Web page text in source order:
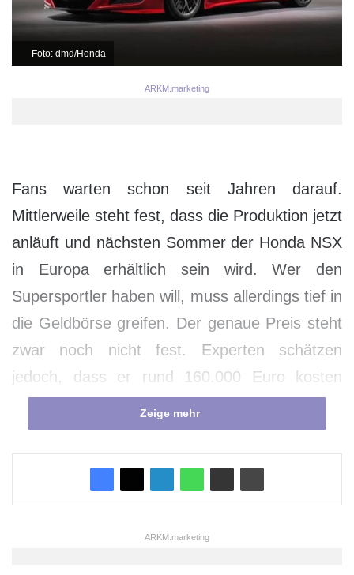
Foto: dmd/Honda
ARKM.marketing
Fans warten schon seit Jahren darauf.
Mittlerweile steht fest, dass die Produktion jetzt
anläuft und nächsten Sommer der Honda NSX
in Europa erhältlich sein wird. Wer den
Supersportler haben will, muss allerdings tief in
die Geldbörse greifen. Der genaue Preis steht
zwar noch nicht fest. Experten schätzen
jedoch, dass er rund 160.000 Euro kosten
wird. Und dafür bekommen die glücklichen
Käufer auch einiges.
Zeige mehr
ARKM.marketing